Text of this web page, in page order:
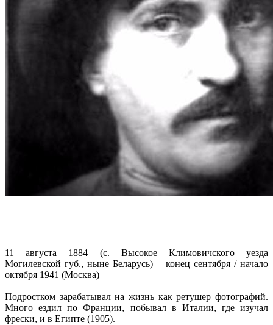
11 августа 1884 (с. Высокое Климовичского уезда
Могилевской губ., ныне Беларусь) – конец сентября / начало
октября 1941 (Москва)
Подростком зарабатывал на жизнь как ретушер фотографий.
Много ездил по Франции, побывал в Италии, где изучал
фрески, и в Египте (1905).